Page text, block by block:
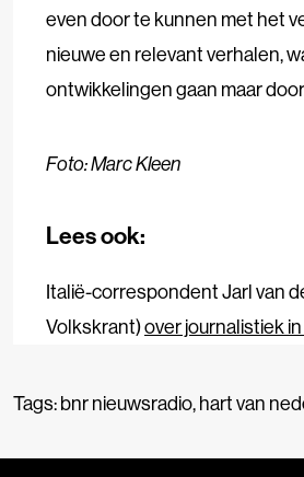
even door te kunnen met het
nieuwe en relevant verhalen,
ontwikkelingen gaan maar
Foto: Marc Kleen
Lees ook:
Italië-correspondent Jarl van
Volkskrant)over journalistiek
Tags:bnr nieuwsradio,hart van